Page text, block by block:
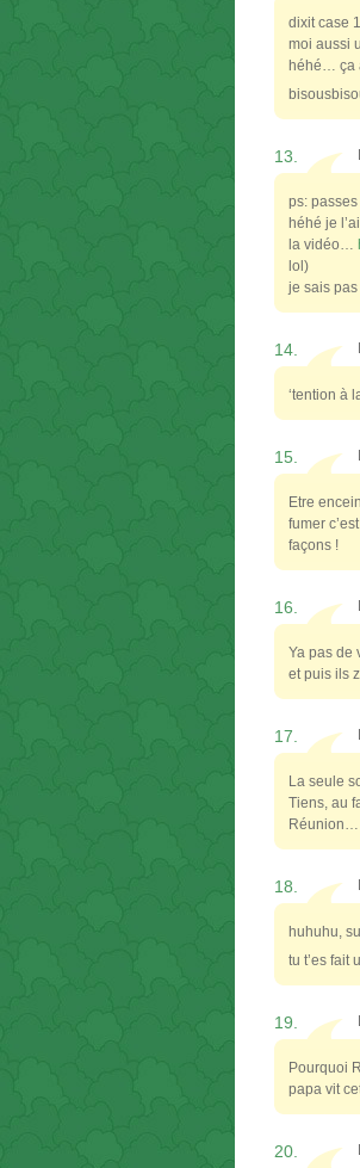
dixit case
moi aussi
héhé… ça
13.
ps:
héhé je
la vidéo…
lol)
je sais
14.
‘tention à
15.
Etre
fumer
façons !
16.
Ya pas de
et puis ils
17.
La seule
Tiens, au
Réunion…
18.
huhuhu,
tu t’es fait
19.
Pourquoi
papa vit
20.